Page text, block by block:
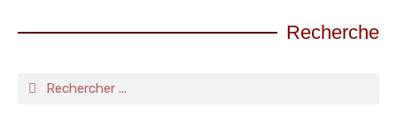
Recherche